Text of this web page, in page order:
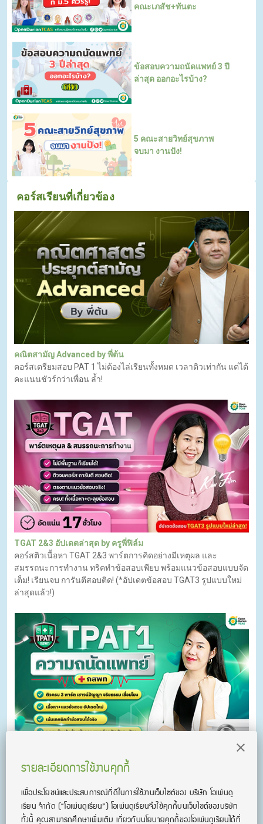
คณะเภสัช+ทันตะ
ข้อสอบความถนัดแพทย์ 3 ปี
ล่าสุด ออกอะไรบ้าง?
5 คณะสายวิทย์สุขภาพ
จบมา งานปัง!
คอร์สเรียนที่เกี่ยวข้อง
คณิตสามัญ Advanced by พี่ต้น
คอร์สเตรียมสอบ PAT 1 ไม่ต้องไล่เรียนทั้งหมด เวลาติวเท่ากัน แต่ได้
คะแนนชัวร์กว่าเพื่อน ล้ำ!
TGAT 2&3 อัปเดตล่าสุด by ครูพี่ฟิล์ม
คอร์สติวเนื้อหา TGAT 2&3 พาร์ตการคิดอย่างมีเหตุผล และ
สมรรถนะการทำงาน ทริคทำข้อสอบเพียบ พร้อมแนวข้อสอบแบบจัด
เต็ม! เรียนจบ การันตีสอบติด! (*อัปเดตข้อสอบ TGAT3 รูปแบบใหม่
ล่าสุดแล้ว!)
คอร์ส TPAT1 ความถนัดแพทย์ กสพท ครบ 3 พาร์ต (เชาวน์ปัญญา
ล่าสุด! จัดเต็ม 22 ชั่วโมง ติวจบพร้อมสอบทันที!
รายละเอียดการใช้งานคุกกี้
เพื่อประโยชน์และประสบการณ์ที่ดีในการใช้งานเว็บไซต์ของ บริษัท โอเพ่นดู
เรียน จํากัด (“โอเพ่นดูเรียน”)โอเพ่นดูเรียนจึงใช้คุกกี้บนเว็บไซต์ของบริษัท
ทั้งนี้ คุณสามารถศึกษาเพิ่มเติม เกี่ยวกับนโยบายคุกกี้ของโอเพ่นดูเรียนได้ที่